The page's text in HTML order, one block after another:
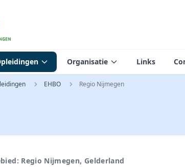
Organisatie Links
EHBO Regio Nijmegen
Regio Nijmegen, Gelderland